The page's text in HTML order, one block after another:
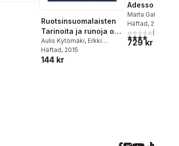
Ruotsinsuomalaisten
Tarinoita ja runoja osa
1
Aulis Kytömäki, Erkki
Rantonen,Kaarina
Makkonen
Häftad, 2015
144 kr
Adesso sì 1
Marta Gallicchio-
Bornebusch
Rydén
Häftad, 2008
4,0utav 5(
729 kr